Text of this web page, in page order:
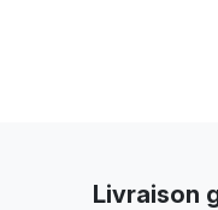
Livraison